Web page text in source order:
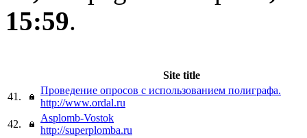
15:59.
Site title
41.
Проведение опросов с использованием полиграфа.
http://www.ordal.ru
42.
Asplomb-Vostok
http://superplomba.ru